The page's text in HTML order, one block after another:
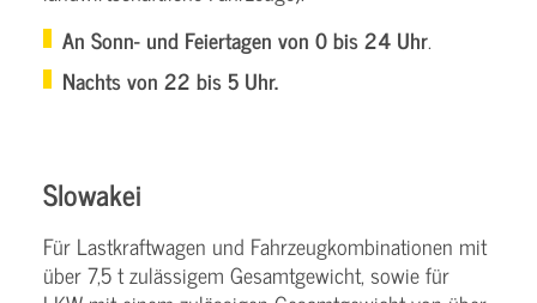
An Sonn- und Feiertagen von 0 bis 24 Uhr.
Nachts von 22 bis 5 Uhr.
Slowakei
Für Lastkraftwagen und Fahrzeugkombinationen mit
über 7,5 t zulässigem Gesamtgewicht, sowie für